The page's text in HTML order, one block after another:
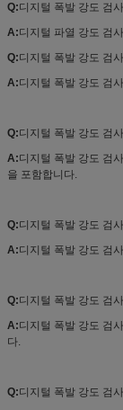
Q:디지털 폭발 강도 검
A:디지털 파열 강도 검
Q:디지털 폭발 강도 검
A:디지털 폭발 강도 검
Q:디지털 폭발 강도 검
A:디지털 폭발 강도 검
을 포함합니다.
Q:디지털 폭발 강도 검
A:디지털 폭발 강도 검
Q:디지털 폭발 강도 검
A:디지털 폭발 강도 검
다.
Q:디지털 폭발 강도 검